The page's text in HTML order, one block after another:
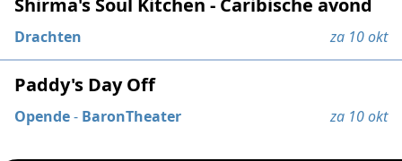
Shirma's Soul Kitchen - Caribische avond
Drachten za 10 okt
Paddy's Day Off
Opende- BaronTheater za 10 okt